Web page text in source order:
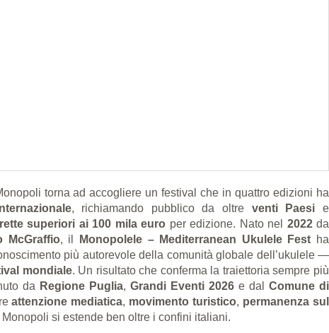
torna ad accogliere un festival che in quattro edizioni ha
, richiamando pubblico da oltre venti Paesi e
superiori ai 100 mila euro per edizione. Nato nel 2022da
McGraffio, il Monopolele – Mediterranean Ukulele Fest ha
più autorevole della comunità globale dell’ukulele —
mondiale. Un risultato che conferma la traiettoria sempre più
da Regione Puglia, Grandi Eventi 2026 e dal Comune di
attenzione mediatica, movimento turistico, permanenza sul
si estende ben oltre i confini italiani.